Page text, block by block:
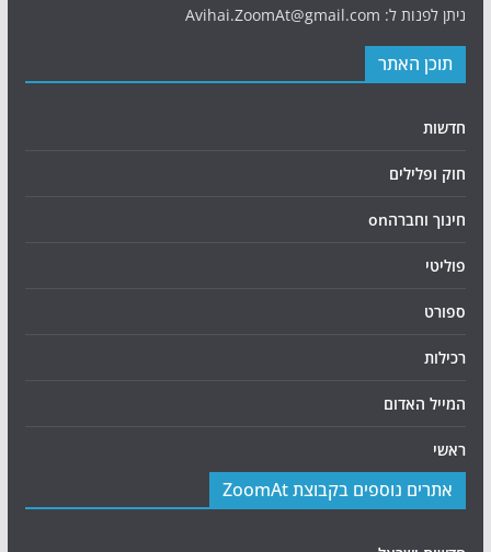
ניתן לפנות ל: Avihai.ZoomAt@gmail.com
תוכן האתר
חדשות
חוק ופלילים
חינוך וחברהon
פוליטי
ספורט
רכילות
המייל האדום
ראשי
אתרים נוספים בקבוצת ZoomAt